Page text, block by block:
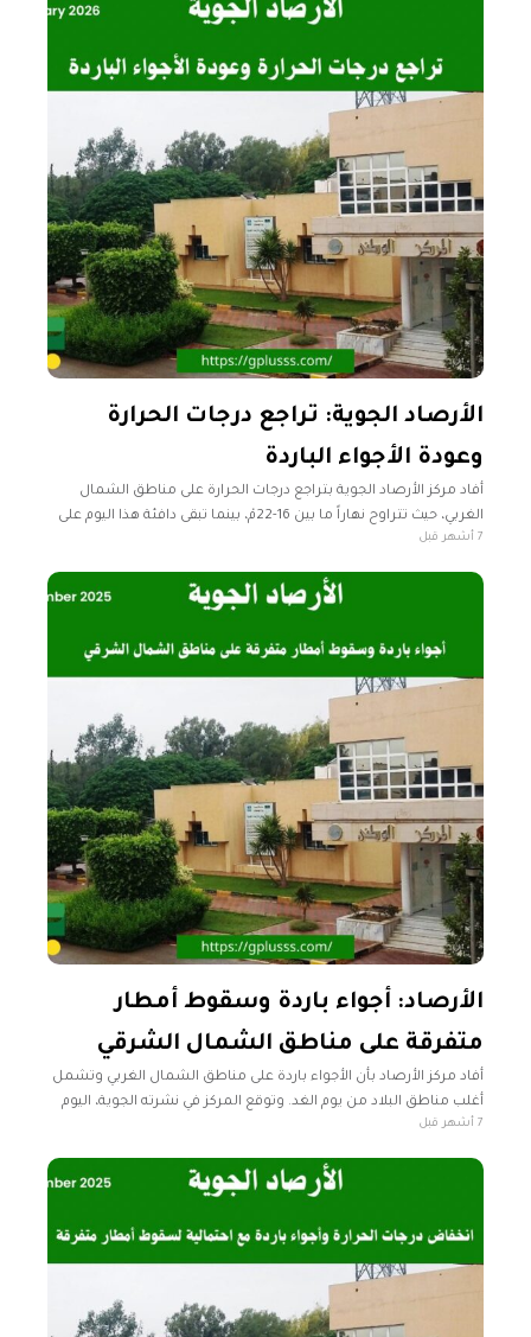
الأرصاد الجوية: تراجع درجات الحرارة
وعودة الأجواء الباردة
أفاد مركز الأرصاد الجوية بتراجع درجات الحرارة على مناطق الشمال
الغربي، حيث تتراوح نهاراً ما بين 16-22مْ، بينما تبقى دافئة هذا اليوم على
باقي مناطق البلاد، وتتراوح ما بين 22-28مْ.7 أشهر قبل
الأرصاد: أجواء باردة وسقوط أمطار
متفرقة على مناطق الشمال الشرقي
أفاد مركز الأرصاد بأن الأجواء باردة على مناطق الشمال الغربي وتشمل
أغلب مناطق البلاد من يوم الغد. وتوقع المركز في نشرته الجوية، اليوم
الثلاثاء، سقوط أمطار متفرقة على مناطق الشمال7 أشهر قبل